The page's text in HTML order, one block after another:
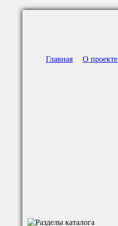
Главная О проекте